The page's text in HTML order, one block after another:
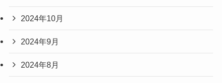
2024年10月
2024年9月
2024年8月